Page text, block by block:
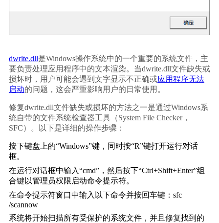
dwrite.dll是Windows操作系统中的一个重要的系统文件，主
要负责处理应用程序中的文本渲染。当dwrite.dll文件缺失或
损坏时，用户可能会遇到文字显示不正确或应用程序无法
启动的问题，这会严重影响用户的日常使用。
修复dwrite.dll文件缺失或损坏的方法之一是通过Windows系
统自带的文件系统检查器工具（System File Checker，
SFC）。以下是详细的操作步骤：
按下键盘上的“Windows”键，同时按“R”键打开运行对话
框。
在运行对话框中输入“cmd”，然后按下“Ctrl+Shift+Enter”组
合键以管理员权限启动命令提示符。
在命令提示符窗口中输入以下命令并按回车键：sfc
/scannow
系统将开始扫描所有受保护的系统文件，并且修复找到的